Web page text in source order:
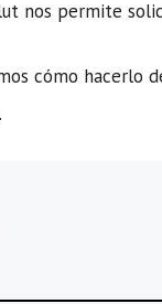
nos permite
cómo hacerlo